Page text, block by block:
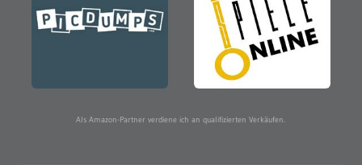
Als Amazon-Partner verdiene ich an qualifizierten Verkäufen.